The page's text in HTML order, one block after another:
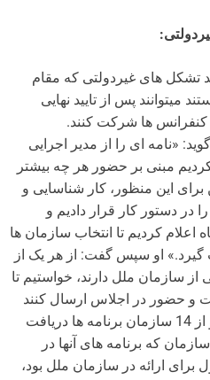
تشکل های غیردولتی که مقام
میتوانند پس از تایید نهایی
کنفرانس ها شرکت کنند.
«نامه ای را از مدیر اجرایی
مبنی بر حضور هر چه بیشتر
برای این منظور، کار شناسایی و
در دستور کار قرار دادیم و
اعلام کردیم تا انتخاب سازمان ها
او سپس گفت: از هر یک از
سازمان ملل دارند، خواستیم تا
و حضور در اجلاس ارسال کنند
که در مجموع 32 مکاتبه انجام و از 14 سازمان برنامه ها دریافت
که برنامه های آنها در
برای ارائه در سازمان ملل بود،